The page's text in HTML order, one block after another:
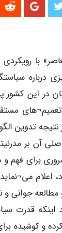
با
در این کشور
نتیجه تدوین
آن بر
برای فهم و
اعلام
جوانی
قدرت
و کوشیده